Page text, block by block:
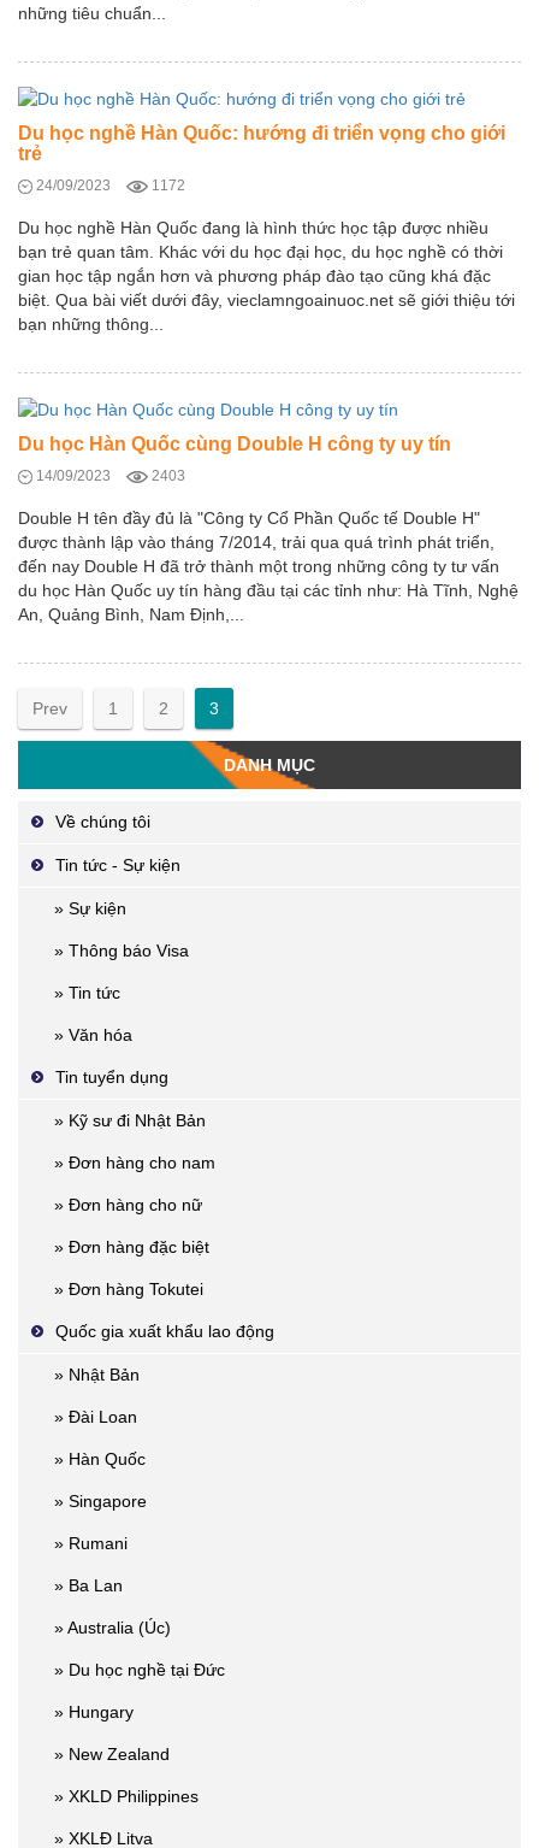
những tiêu chuẩn...
Du học nghề Hàn Quốc: hướng đi triển vọng cho giới
trẻ
24/09/2023 1172
Du học nghề Hàn Quốc đang là hình thức học tập được nhiều
bạn trẻ quan tâm. Khác với du học đại học, du học nghề có thời
gian học tập ngắn hơn và phương pháp đào tạo cũng khá đặc
biệt. Qua bài viết dưới đây, vieclamngoainuoc.net sẽ giới thiệu tới
bạn những thông...
Du học Hàn Quốc cùng Double H công ty uy tín
14/09/2023 2403
Double H tên đầy đủ là "Công ty Cổ Phần Quốc tế Double H"
được thành lập vào tháng 7/2014, trải qua quá trình phát triển,
đến nay Double H đã trở thành một trong những công ty tư vấn
du học Hàn Quốc uy tín hàng đầu tại các tỉnh như: Hà Tĩnh, Nghệ
An, Quảng Bình, Nam Định,...
Prev 1 2 3
DANH MỤC
Về chúng tôi
Tin tức - Sự kiện
» Sự kiện
» Thông báo Visa
» Tin tức
» Văn hóa
Tin tuyển dụng
» Kỹ sư đi Nhật Bản
» Đơn hàng cho nam
» Đơn hàng cho nữ
» Đơn hàng đặc biệt
» Đơn hàng Tokutei
Quốc gia xuất khẩu lao động
» Nhật Bản
» Đài Loan
» Hàn Quốc
» Singapore
» Rumani
» Ba Lan
» Australia (Úc)
» Du học nghề tại Đức
» Hungary
» New Zealand
» XKLD Philippines
» XKLĐ Litva